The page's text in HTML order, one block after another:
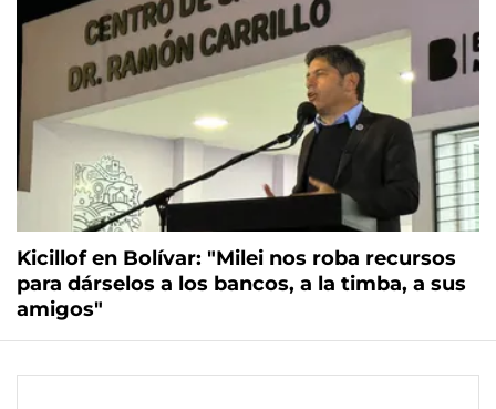
Kicillof en Bolívar: "Milei nos roba recursos
para dárselos a los bancos, a la timba, a sus
amigos"